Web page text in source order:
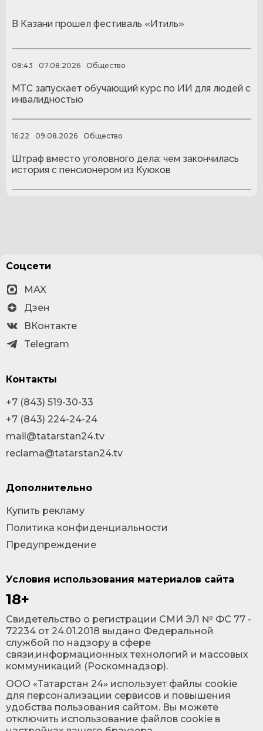
В Казани прошел фестиваль «Итиль»
08:43 07.08.2026 Общество
МТС запускает обучающий курс по ИИ для людей с
инвалидностью
16:22 09.08.2026 Общество
Штраф вместо уголовного дела: чем закончилась
история с пенсионером из Куюков
Условия использования материалов сайта
18+
Cвидетельство о регистрации СМИ ЭЛ № ФС 77 -
72234 от 24.01.2018 выдано Федеральной
службой по надзору в сфере
связи,информационных технологий и массовых
коммуникаций (Роскомнадзор).
ООО «Татарстан 24» использует файлы cookie
для персонализации сервисов и повышения
удобства пользования сайтом. Вы можете
отключить использование файлов cookie в
Соцсети
MAX
Дзен
ВКонтакте
Telegram
Контакты
+7 (843) 519-30-33
+7 (843) 224-24-24
mail@tatarstan24.tv
reclama@tatarstan24.tv
Дополнительно
Купить рекламу
Политика конфиденциальности
Предупреждение